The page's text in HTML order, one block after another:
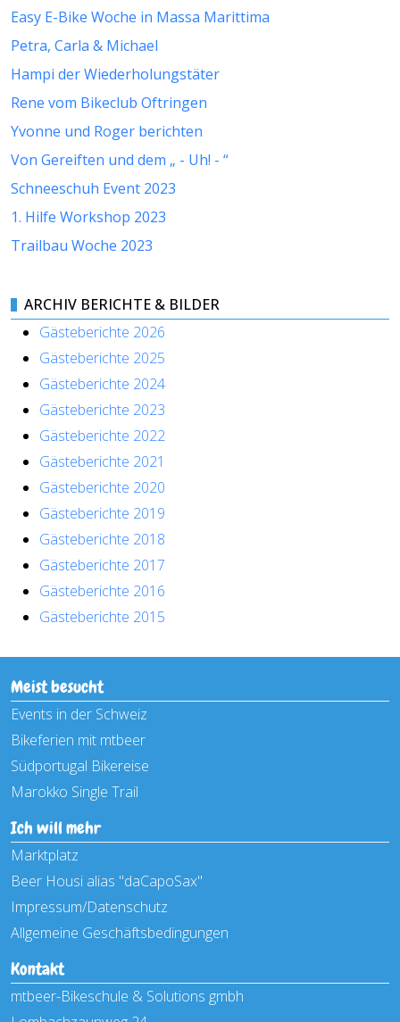
Easy E-Bike Woche in Massa Marittima
Petra, Carla & Michael
Hampi der Wiederholungstäter
Rene vom Bikeclub Oftringen
Yvonne und Roger berichten
Von Gereiften und dem „ - Uh! - “
Schneeschuh Event 2023
1. Hilfe Workshop 2023
Trailbau Woche 2023
ARCHIV BERICHTE & BILDER
Gästeberichte 2026
Gästeberichte 2025
Gästeberichte 2024
Gästeberichte 2023
Gästeberichte 2022
Gästeberichte 2021
Gästeberichte 2020
Gästeberichte 2019
Gästeberichte 2018
Gästeberichte 2017
Gästeberichte 2016
Gästeberichte 2015
Meist besucht
Events in der Schweiz
Bikeferien mit mtbeer
Südportugal Bikereise
Marokko Single Trail
Ich will mehr
Marktplatz
Beer Housi alias "daCapoSax"
Impressum/Datenschutz
Allgemeine Geschäftsbedingungen
Kontakt
mtbeer-Bikeschule & Solutions gmbh